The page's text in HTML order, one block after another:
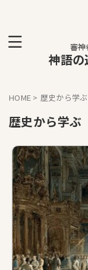
審神
神語の
HOME > 歴史から学ぶ
歴史から学ぶ